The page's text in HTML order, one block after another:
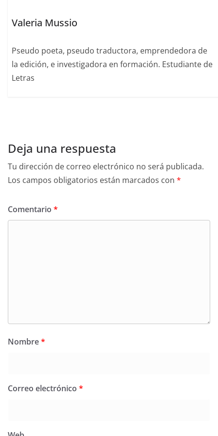
Valeria Mussio
Pseudo poeta, pseudo traductora, emprendedora de
la edición, e investigadora en formación. Estudiante de
Letras
Deja una respuesta
Tu dirección de correo electrónico no será publicada.
Los campos obligatorios están marcados con *
Comentario *
Nombre*
Correo electrónico *